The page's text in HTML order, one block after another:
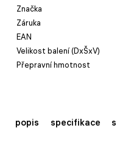
Značka
Záruka
EAN
Velikost balení (DxŠxV)
Přepravní hmotnost
popis specifikace